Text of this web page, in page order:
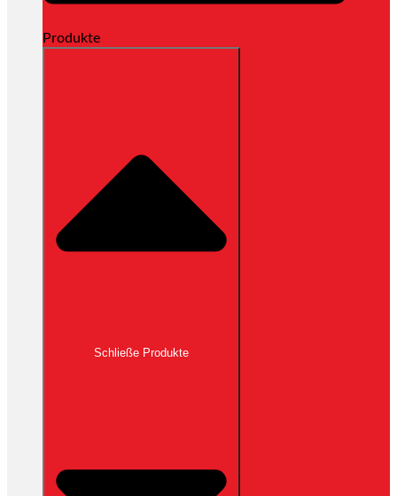
Produkte
Schließe Produkte